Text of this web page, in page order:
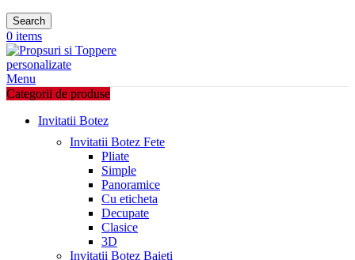
Search
0 items
Menu
Categorii de produse
Invitatii Botez
Invitatii Botez Fete
Pliate
Simple
Panoramice
Cu eticheta
Decupate
Clasice
3D
Invitatii Botez Baieti